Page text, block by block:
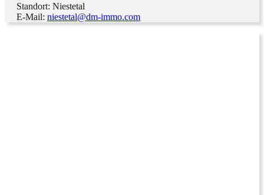
Standort: Niestetal
E-Mail: niestetal@dm-immo.com